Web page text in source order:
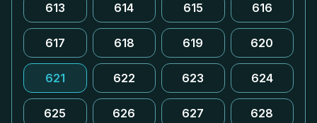
613 614 615 616
617 618 619 620
621 622 623 624
625 626 627 628